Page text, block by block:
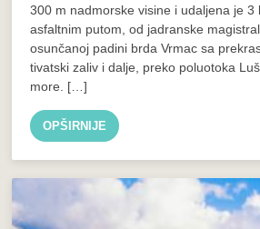
300 m nadmorske visine i udaljena je 3
asfaltnim putom, od jadranske
osunčanoj padini brda Vrmac sa
tivatski zaliv i dalje, preko poluotoka
more. […]
OPŠIRNIJE